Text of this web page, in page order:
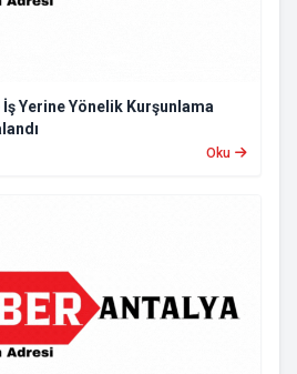
Yerine Yönelik Kurşunlama
Oku